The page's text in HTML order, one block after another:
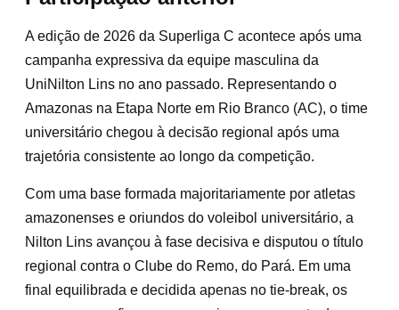
A edição de 2026 da Superliga C acontece após uma
campanha expressiva da equipe masculina da
UniNilton Lins no ano passado. Representando o
Amazonas na Etapa Norte em Rio Branco (AC), o time
universitário chegou à decisão regional após uma
trajetória consistente ao longo da competição.
Com uma base formada majoritariamente por atletas
amazonenses e oriundos do voleibol universitário, a
Nilton Lins avançou à fase decisiva e disputou o título
regional contra o Clube do Remo, do Pará. Em uma
final equilibrada e decidida apenas no tie-break, os